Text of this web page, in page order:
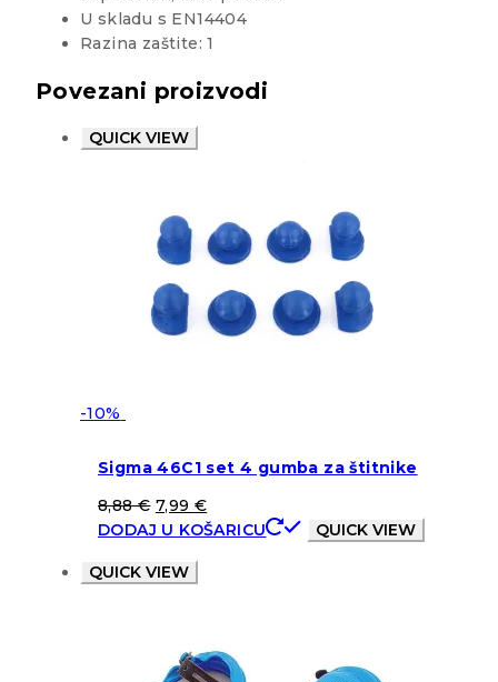
U skladu s EN14404
Razina zaštite: 1
Povezani proizvodi
QUICK VIEW
-10%
Sigma 46C1 set 4 gumba za štitnike
8,88€ 7,99 €
DODAJ U KOŠARICU
QUICK VIEW
QUICK VIEW